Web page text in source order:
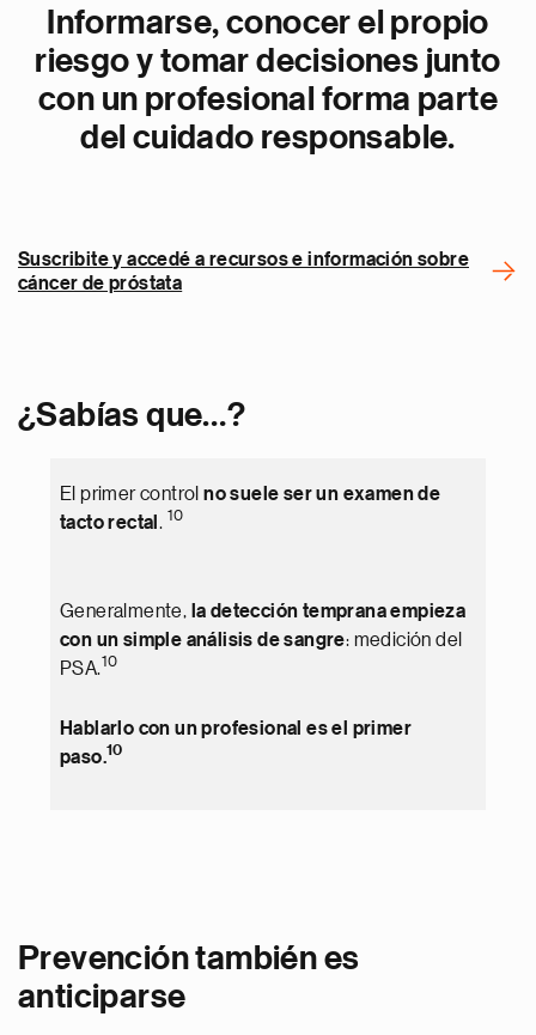
Informarse, conocer el propio
riesgo y tomar decisiones junto
con un profesional forma parte
del cuidado responsable.
Suscribite y accedé a recursos e información sobre
cáncer de próstata
¿Sabías que…?
El primer controlno suele ser un examen de
tacto rectal . 10
Generalmente, la detección temprana empieza
con un simple análisis de sangre: medición del
PSA.10
Hablarlo con un profesional es el primer
paso.10
Prevención también es
anticiparse